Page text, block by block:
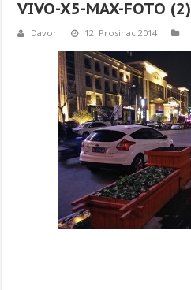
VIVO-X5-MAX-FOTO (2)
Davor 12. Prosinac 2014